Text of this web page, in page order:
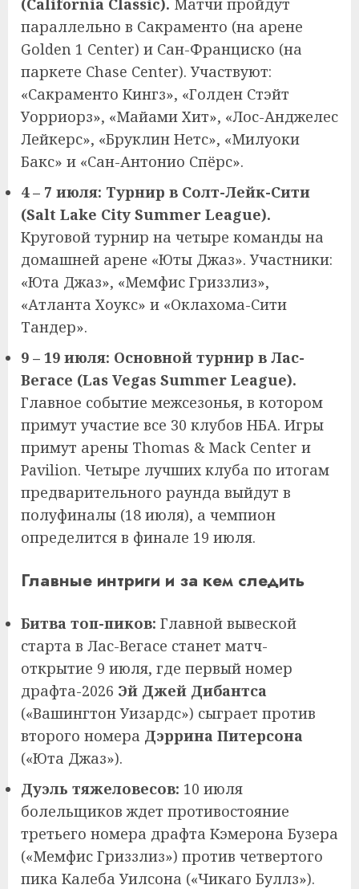
параллельно в Сакраменто (на арене
Golden 1 Center) и Сан-Франциско (на
паркете Chase Center). Участвуют:
«Сакраменто Кингз», «Голден Стэйт
Уорриорз», «Майами Хит», «Лос-Анджелес
Лейкерс», «Бруклин Нетс», «Милуоки
Бакс» и «Сан-Антонио Спёрс».
4 – 7 июля: Турнир в Солт-Лейк-Сити
(Salt Lake City Summer League).
Круговой турнир на четыре команды на
домашней арене «Юты Джаз». Участники:
«Юта Джаз», «Мемфис Гриззлиз»,
«Атланта Хоукс» и «Оклахома-Сити
Тандер».
9 – 19 июля: Основной турнир в Лас-
Вегасе (Las Vegas Summer League).
Главное событие межсезонья, в котором
примут участие все 30 клубов НБА. Игры
примут арены Thomas & Mack Center и
Pavilion. Четыре лучших клуба по итогам
предварительного раунда выйдут в
полуфиналы (18 июля), а чемпион
определится в финале 19 июля.
Главные интриги и за кем следить
Битва топ-пиков: Главной вывеской
старта в Лас-Вегасе станет матч-
открытие 9 июля, где первый номер
драфта-2026 Эй Джей Дибантса
(«Вашингтон Уизардс») сыграет против
второго номера Дэррина Питерсона
(«Юта Джаз»).
Дуэль тяжеловесов: 10 июля
болельщиков ждет противостояние
третьего номера драфта Кэмерона Бузера
(«Мемфис Гриззлиз») против четвертого
пика Калеба Уилсона («Чикаго Буллз»).